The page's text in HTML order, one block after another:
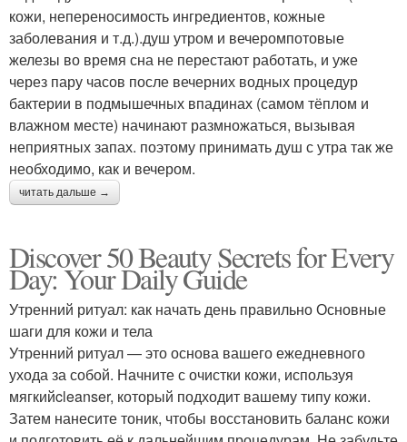
кожи, непереносимость ингредиентов, кожные
заболевания и т.д.).душ утром и вечеромпотовые
железы во время сна не перестают работать, и уже
через пару часов после вечерних водных процедур
бактерии в подмышечных впадинах (самом тёплом и
влажном месте) начинают размножаться, вызывая
неприятных запах. поэтому принимать душ с утра так же
необходимо, как и вечером.
читать дальше →
Discover 50 Beauty Secrets for Every
Day: Your Daily Guide
Утренний ритуал: как начать день правильно Основные
шаги для кожи и тела
Утренний ритуал — это основа вашего ежедневного
ухода за собой. Начните с очистки кожи, используя
мягкийcleanser, который подходит вашему типу кожи.
Затем нанесите тоник, чтобы восстановить баланс кожи